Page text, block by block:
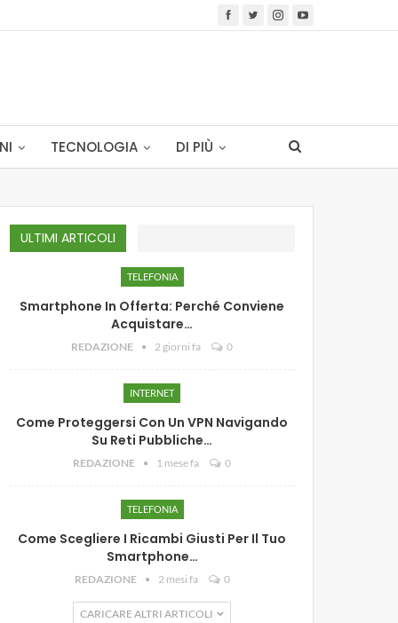
TECNOLOGIA DI PIÙ
ULTIMI ARTICOLI
TELEFONIA
Smartphone In Offerta: Perché Conviene
Acquistare…
REDAZIONE 2 giorni fa 0
INTERNET
Come Proteggersi Con Un VPN Navigando
Su Reti Pubbliche…
REDAZIONE 1 mese fa 0
TELEFONIA
Come Scegliere I Ricambi Giusti Per Il Tuo
Smartphone…
REDAZIONE 2 mesi fa 0
CARICARE ALTRI ARTICOLI